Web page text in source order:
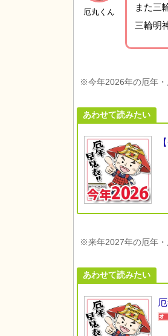
厄丸くん
また三
三輪明
※今年2026年の厄年・
あわせて読みたい
※来年2027年の厄年
あわせて読みたい